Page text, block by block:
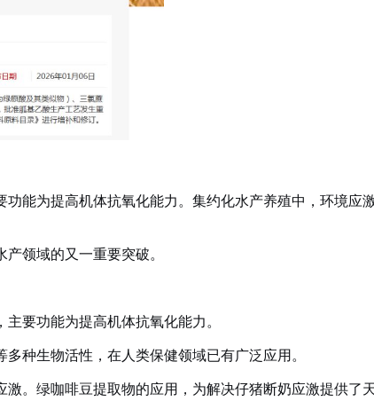
能为提高机体抗氧化能力。 集约化水产养殖中，环境应
领域的又一重要突破。
要功能为提高机体抗氧化能力。
种生物活性，在人类保健领域已有广泛应用。
。绿咖啡豆提取物的应用，为解决仔猪断奶应激提供了天